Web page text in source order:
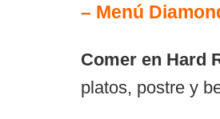
– Menú
Comer en Hard
platos, postre y